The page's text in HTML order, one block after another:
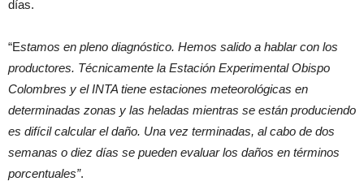
días.
“Estamos en pleno diagnóstico. Hemos salido a hablar con los
productores. Técnicamente la Estación Experimental Obispo
Colombres y el INTA tiene estaciones meteorológicas en
determinadas zonas y las heladas mientras se están produciendo
es difícil calcular el daño. Una vez terminadas, al cabo de dos
semanas o diez días se pueden evaluar los daños en términos
porcentuales”.